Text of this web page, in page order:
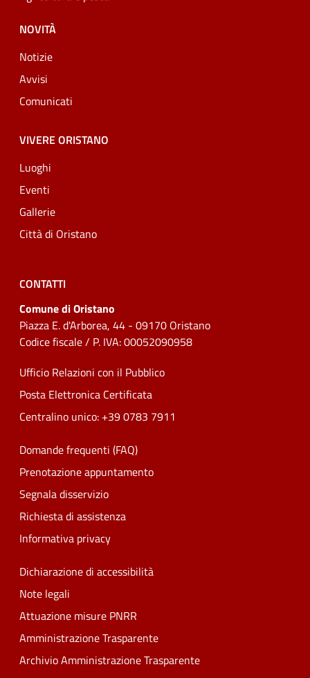
NOVITÀ
Notizie
Avvisi
Comunicati
VIVERE ORISTANO
Luoghi
Eventi
Gallerie
Città di Oristano
CONTATTI
Comune di Oristano
Piazza E. d'Arborea, 44 - 09170 Oristano
Codice fiscale / P. IVA: 00052090958
Ufficio Relazioni con il Pubblico
Posta Elettronica Certificata
Centralino unico: +39 0783 7911
Domande frequenti (FAQ)
Prenotazione appuntamento
Segnala disservizio
Richiesta di assistenza
Informativa privacy
Dichiarazione di accessibilità
Note legali
Attuazione misure PNRR
Amministrazione Trasparente
Archivio Amministrazione Trasparente